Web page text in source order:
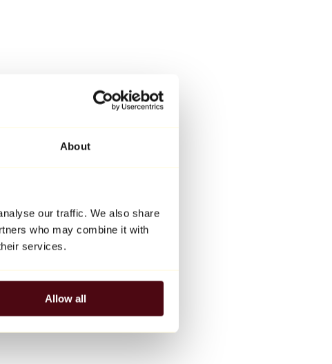
About
our traffic. We also share
who may combine it with
services.
Allow all